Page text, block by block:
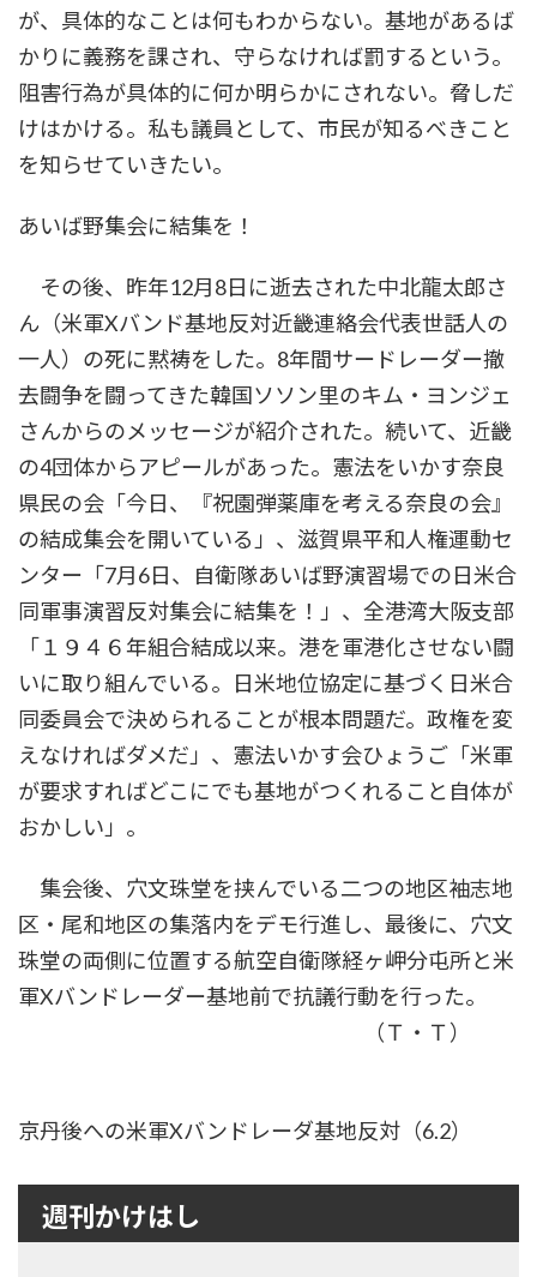
が、具体的なことは何もわからない。基地があるば
かりに義務を課され、守らなければ罰するという。
阻害行為が具体的に何か明らかにされない。脅しだ
けはかける。私も議員として、市民が知るべきこと
を知らせていきたい。
あいば野集会に結集を！
その後、昨年12月8日に逝去された中北龍太郎さ
ん（米軍Xバンド基地反対近畿連絡会代表世話人の
一人）の死に黙祷をした。8年間サードレーダー撤
去闘争を闘ってきた韓国ソソン里のキム・ヨンジェ
さんからのメッセージが紹介された。続いて、近畿
の4団体からアピールがあった。憲法をいかす奈良
県民の会「今日、『祝園弾薬庫を考える奈良の会』
の結成集会を開いている」、滋賀県平和人権運動セ
ンター「7月6日、自衛隊あいば野演習場での日米合
同軍事演習反対集会に結集を！」、全港湾大阪支部
「１９４６年組合結成以来。港を軍港化させない闘
いに取り組んでいる。日米地位協定に基づく日米合
同委員会で決められることが根本問題だ。政権を変
えなければダメだ」、憲法いかす会ひょうご「米軍
が要求すればどこにでも基地がつくれること自体が
おかしい」。
集会後、穴文珠堂を挟んでいる二つの地区袖志地
区・尾和地区の集落内をデモ行進し、最後に、穴文
珠堂の両側に位置する航空自衛隊経ヶ岬分屯所と米
軍Xバンドレーダー基地前で抗議行動を行った。
（Ｔ・Ｔ）
京丹後への米軍Xバンドレーダ基地反対（6.2）
週刊かけはし